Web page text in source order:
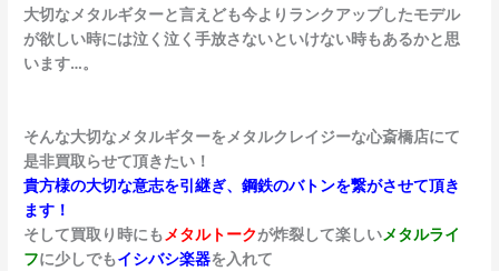
大切なメタルギターと言えども今よりランクアップしたモデル
が欲しい時には泣く泣く手放さないといけない時もあるかと思
います…。
そんな大切なメタルギターをメタルクレイジーな心斎橋店にて
是非買取らせて頂きたい！
貴方様の大切な意志を引継ぎ、鋼鉄のバトンを繋がさせて頂き
ます！
そして買取り時にも メタルトークが炸裂して楽しいメタルライ
フに少しでもイシバシ楽器を入れて